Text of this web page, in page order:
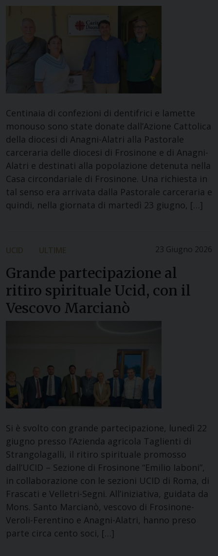
Centinaia di confezioni di dentifrici e lamette
monouso sono state donate dall’Azione Cattolica
della diocesi di Anagni-Alatri alla Pastorale
carceraria delle diocesi di Frosinone e di Anagni-
Alatri e destinati alla popolazione detenuta nella
Casa circondariale di Frosinone. Una richiesta in
tal senso era arrivata dalla Pastorale carceraria e
quindi, nella giornata di martedì 23 giugno, […]
23 Giugno 2026
UCID ULTIME
Grande partecipazione al
ritiro spirituale Ucid, con il
Vescovo Marcianò
Si è svolto con grande partecipazione, lunedì 22
giugno presso l’Azienda agricola Taglienti di
Strangolagalli, il ritiro spirituale promosso
dall’UCID – Sezione di Frosinone “Emilio Iaboni”,
in collaborazione con le sezioni UCID di Roma, di
Frascati e Velletri-Segni. All’iniziativa, guidata da
Mons. Santo Marcianò, vescovo di Frosinone-
Veroli-Ferentino e Anagni-Alatri, hanno preso
parte circa cento soci, […]